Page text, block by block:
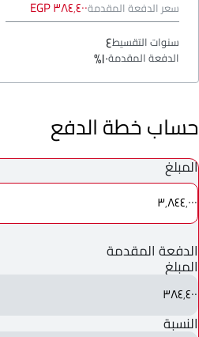
سعر الدفعة المقدمة٣٨٤٬٤٠٠ EGP
سنوات التقسيط٤
الدفعة المقدمة١٠%
حساب خطة الدفع
المبلغ
٣٬٨٤٤٬٠٠٠
الدفعة المقدمة
المبلغ
٣٨٤٬٤٠٠
النسبة